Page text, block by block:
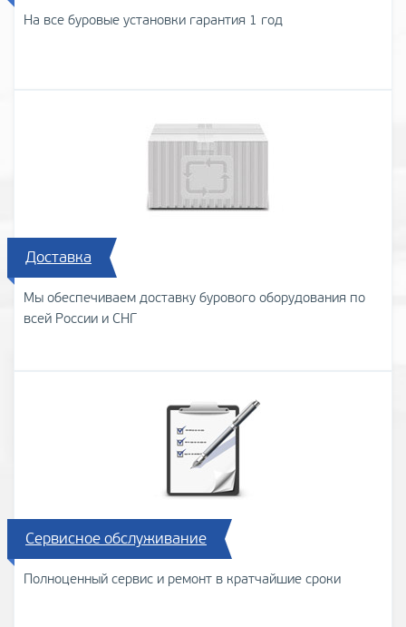
На все буровые установки гарантия 1 год
Доставка
Мы обеспечиваем доставку бурового оборудования по
всей России и СНГ
Сервисное обслуживание
Полноценный сервис и ремонт в кратчайшие сроки